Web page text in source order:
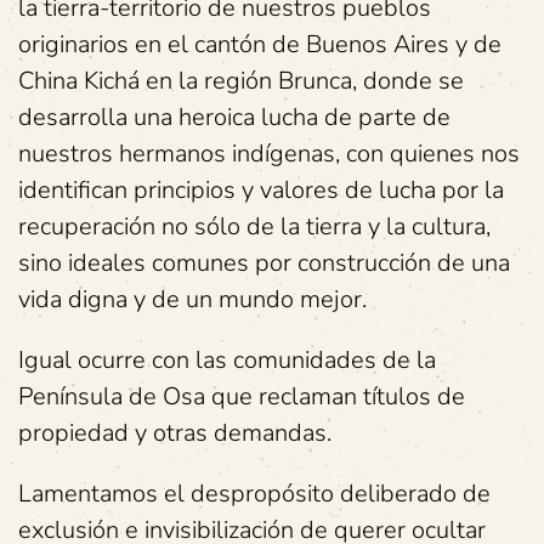
la tierra-territorio de nuestros pueblos
originarios en el cantón de Buenos Aires y de
China Kichá en la región Brunca, donde se
desarrolla una heroica lucha de parte de
nuestros hermanos indígenas, con quienes nos
identifican principios y valores de lucha por la
recuperación no sólo de la tierra y la cultura,
sino ideales comunes por construcción de una
vida digna y de un mundo mejor.
Igual ocurre con las comunidades de la
Península de Osa que reclaman títulos de
propiedad y otras demandas.
Lamentamos el despropósito deliberado de
exclusión e invisibilización de querer ocultar